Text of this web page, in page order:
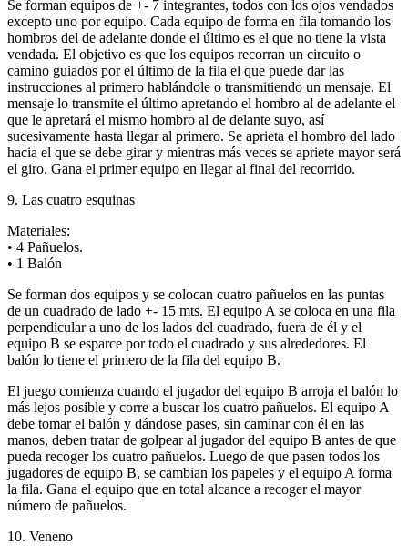
Se forman equipos de +- 7 integrantes, todos con los ojos vendados
excepto uno por equipo. Cada equipo de forma en fila tomando los
hombros del de adelante donde el último es el que no tiene la vista
vendada. El objetivo es que los equipos recorran un circuito o
camino guiados por el último de la fila el que puede dar las
instrucciones al primero hablándole o transmitiendo un mensaje. El
mensaje lo transmite el último apretando el hombro al de adelante el
que le apretará el mismo hombro al de delante suyo, así
sucesivamente hasta llegar al primero. Se aprieta el hombro del lado
hacia el que se debe girar y mientras más veces se apriete mayor será
el giro. Gana el primer equipo en llegar al final del recorrido.
9. Las cuatro esquinas
Materiales:
• 4 Pañuelos.
• 1 Balón
Se forman dos equipos y se colocan cuatro pañuelos en las puntas
de un cuadrado de lado +- 15 mts. El equipo A se coloca en una fila
perpendicular a uno de los lados del cuadrado, fuera de él y el
equipo B se esparce por todo el cuadrado y sus alrededores. El
balón lo tiene el primero de la fila del equipo B.
El juego comienza cuando el jugador del equipo B arroja el balón lo
más lejos posible y corre a buscar los cuatro pañuelos. El equipo A
debe tomar el balón y dándose pases, sin caminar con él en las
manos, deben tratar de golpear al jugador del equipo B antes de que
pueda recoger los cuatro pañuelos. Luego de que pasen todos los
jugadores de equipo B, se cambian los papeles y el equipo A forma
la fila. Gana el equipo que en total alcance a recoger el mayor
número de pañuelos.
10. Veneno